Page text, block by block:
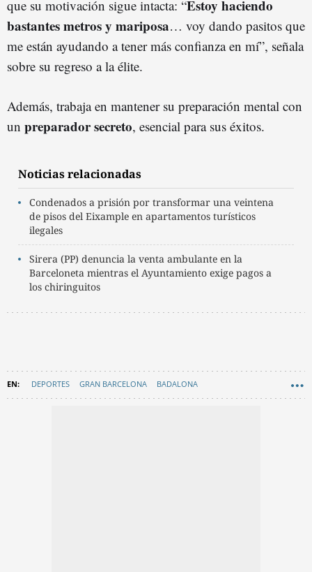
que su motivación sigue intacta: “Estoy haciendo
bastantes metros y mariposa… voy dando pasitos que
me están ayudando a tener más confianza en mí”, señala
sobre su regreso a la élite.
Además, trabaja en mantener su preparación mental con
un preparador secreto, esencial para sus éxitos.
Noticias relacionadas
Condenados a prisión por transformar una veintena
de pisos del Eixample en apartamentos turísticos
ilegales
Sirera (PP) denuncia la venta ambulante en la
Barceloneta mientras el Ayuntamiento exige pagos a
los chiringuitos
DEPORTES GRAN BARCELONA BADALONA